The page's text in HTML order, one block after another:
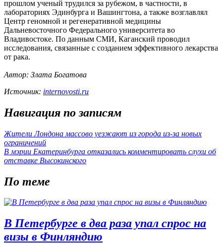
прошлом ученый трудился за рубежом, в частности, в
лабораториях Эдинбурга и Вашингтона, а также возглавлял
Центр геномной и регенеративной медицины
Дальневосточного Федерального университета во
Владивостоке. По данным СМИ, Каганский проводил
исследования, связанные с созданием эффективного лекарства
от рака.
Автор: Злата Богатова
Источник: internovosti.ru
Навигация по записям
Жители Лондона массово уезжают из города из-за новых
ограничений
В мэрии Екатеринбурга отказались комментировать слухи об
отставке Высокинского
По теме
В Петербурге в два раза упал спрос на
визы в Финляндию